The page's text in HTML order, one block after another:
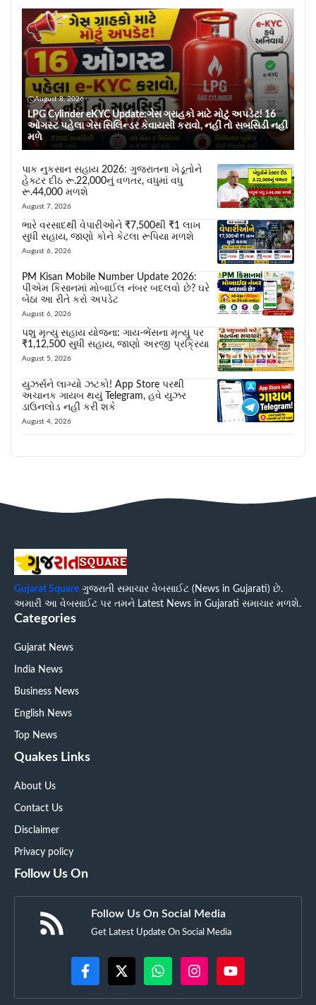
August 8, 2026
LPG Cylinder eKYC Update:ગેસ ગ્રાહકો માટે મોટું અપડેટ! 16
ઓગસ્ટ પહેલા ગેસ સિલિન્ડર કેવાયસી કરાવો, નહીં તો સબસિડી નહીં
મળે
પાક નુકસાન સહાય 2026: ગુજરાતના ખેડૂતોને
હેક્ટર દીઠ રૂ.22,000નું વળતર, વધુમાં વધુ
રૂ.44,000 મળશે
August 7, 2026
ભારે વરસાદથી વેપારીઓને ₹7,500થી ₹1 લાખ
સુધી સહાય, જાણો કોને કેટલા રૂપિયા મળશે
August 6, 2026
PM Kisan Mobile Number Update 2026:
પીએમ કિસાનમાં મોબાઈલ નંબર બદલવો છે? ઘરે
બેઠા આ રીતે કરો અપડેટ
August 6, 2026
પશુ મૃત્યુ સહાય યોજના: ગાય-ભેંસના મૃત્યુ પર
₹1,12,500 સુધી સહાય, જાણો અરજી પ્રક્રિયા
August 5, 2026
યુઝર્સને લાગ્યો ઝટકો! App Store પરથી
અચાનક ગાયબ થયું Telegram, હવે યુઝર
ડાઉનલોડ નહીં કરી શકે
August 4, 2026
Gujarat Square ગુજરાતી સમાચાર વેબસાઈટ (News in Gujarati) છે.
અમારી આ વેબસાઈટ પર તમને Latest News in Gujarati સમાચાર મળશે.
Categories
Gujarat News
India News
Business News
English News
Top News
Quakes Links
About Us
Contact Us
Disclaimer
Privacy policy
Follow Us On
Follow Us On Social Media
Get Latest Update On Social Media